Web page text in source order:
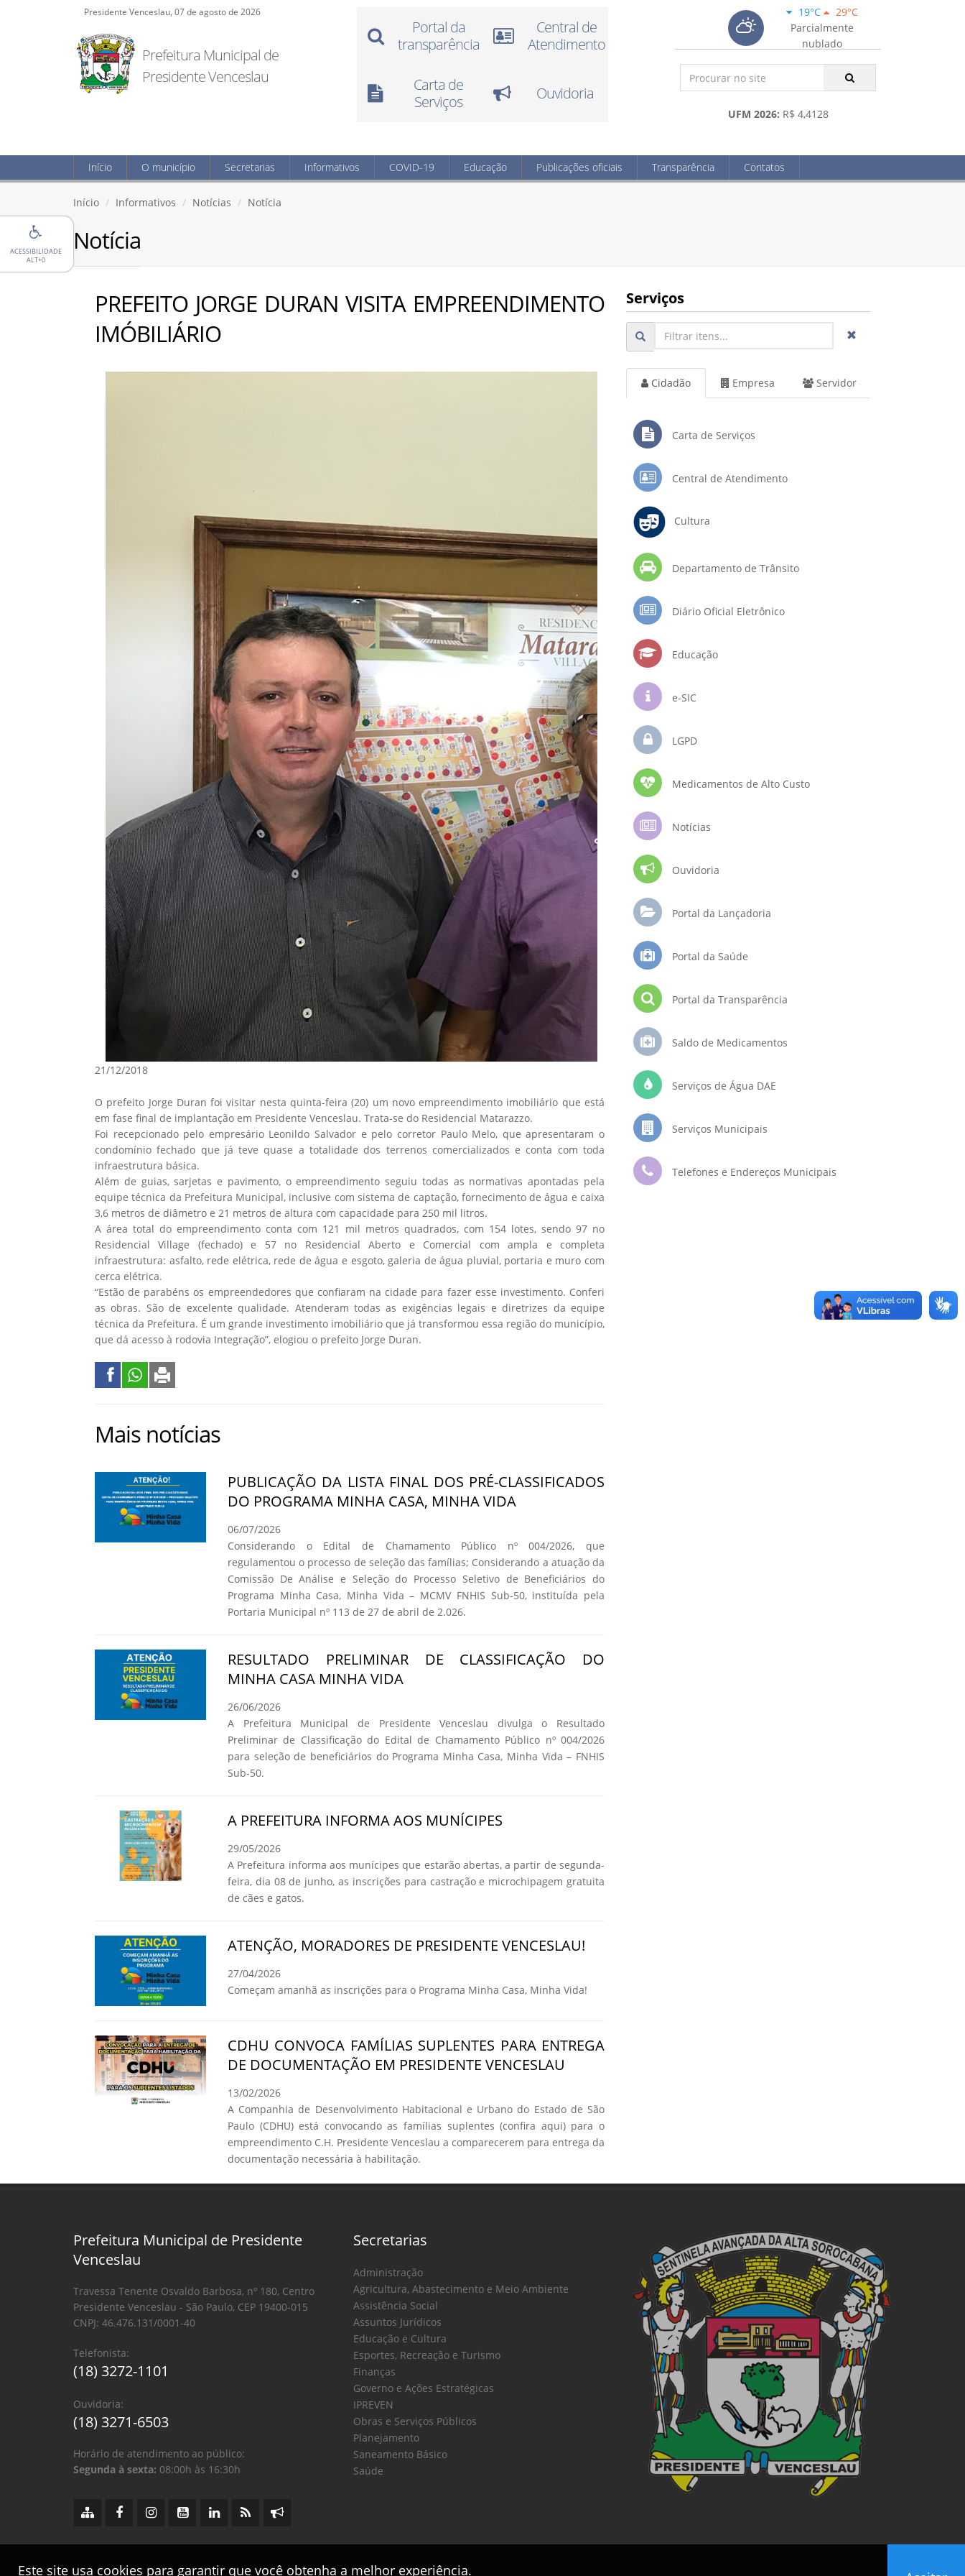
ACESSIBILIDADE
ALT+0
Presidente Venceslau, 07 de agosto de 2026
Prefeitura Municipal de
Presidente Venceslau
Portal da
transparência
Central de
Atendimento
Carta de
Serviços
Ouvidoria
19°C
29°C
Parcialmente
nublado
UFM 2026: R$ 4,4128
Início O município Secretarias Informativos COVID-19 Educação Publicações oficiais Transparência Contatos
Início Informativos Notícias Notícia
Notícia
PREFEITO JORGE DURAN VISITA EMPREENDIMENTO
IMÓBILIÁRIO
21/12/2018
O prefeito Jorge Duran foi visitar nesta quinta-feira (20) um novo empreendimento imobiliário que está
em fase final de implantação em Presidente Venceslau. Trata-se do Residencial Matarazzo.
Foi recepcionado pelo empresário Leonildo Salvador e pelo corretor Paulo Melo, que apresentaram o
condomínio fechado que já teve quase a totalidade dos terrenos comercializados e conta com toda
infraestrutura básica.
Além de guias, sarjetas e pavimento, o empreendimento seguiu todas as normativas apontadas pela
equipe técnica da Prefeitura Municipal, inclusive com sistema de captação, fornecimento de água e caixa
3,6 metros de diâmetro e 21 metros de altura com capacidade para 250 mil litros.
A área total do empreendimento conta com 121 mil metros quadrados, com 154 lotes, sendo 97 no
Residencial Village (fechado) e 57 no Residencial Aberto e Comercial com ampla e completa
infraestrutura: asfalto, rede elétrica, rede de água e esgoto, galeria de água pluvial, portaria e muro com
cerca elétrica.
“Estão de parabéns os empreendedores que confiaram na cidade para fazer esse investimento. Conferi
as obras. São de excelente qualidade. Atenderam todas as exigências legais e diretrizes da equipe
técnica da Prefeitura. É um grande investimento imobiliário que já transformou essa região do município,
que dá acesso à rodovia Integração”, elogiou o prefeito Jorge Duran.
Mais notícias
PUBLICAÇÃO DA LISTA FINAL DOS PRÉ-CLASSIFICADOS
DO PROGRAMA MINHA CASA, MINHA VIDA
06/07/2026
Considerando o Edital de Chamamento Público nº 004/2026, que
regulamentou o processo de seleção das famílias; Considerando a atuação da
Comissão De Análise e Seleção do Processo Seletivo de Beneficiários do
Programa Minha Casa, Minha Vida – MCMV FNHIS Sub-50, instituída pela
Portaria Municipal nº 113 de 27 de abril de 2.026.
RESULTADO PRELIMINAR DE CLASSIFICAÇÃO DO
MINHA CASA MINHA VIDA
26/06/2026
A Prefeitura Municipal de Presidente Venceslau divulga o Resultado
Preliminar de Classificação do Edital de Chamamento Público nº 004/2026
para seleção de beneficiários do Programa Minha Casa, Minha Vida – FNHIS
Sub-50.
A PREFEITURA INFORMA AOS MUNÍCIPES
29/05/2026
A Prefeitura informa aos munícipes que estarão abertas, a partir de segunda-
feira, dia 08 de junho, as inscrições para castração e microchipagem gratuita
de cães e gatos.
ATENÇÃO, MORADORES DE PRESIDENTE VENCESLAU!
27/04/2026
Começam amanhã as inscrições para o Programa Minha Casa, Minha Vida!
CDHU CONVOCA FAMÍLIAS SUPLENTES PARA ENTREGA
DE DOCUMENTAÇÃO EM PRESIDENTE VENCESLAU
13/02/2026
A Companhia de Desenvolvimento Habitacional e Urbano do Estado de São
Paulo (CDHU) está convocando as famílias suplentes (confira aqui) para o
empreendimento C.H. Presidente Venceslau a comparecerem para entrega da
documentação necessária à habilitação.
Serviços
Cidadão Empresa Servidor
Carta de Serviços
Central de Atendimento
Cultura
Departamento de Trânsito
Diário Oficial Eletrônico
Educação
e-SIC
LGPD
Medicamentos de Alto Custo
Notícias
Ouvidoria
Portal da Lançadoria
Portal da Saúde
Portal da Transparência
Saldo de Medicamentos
Serviços de Água DAE
Serviços Municipais
Telefones e Endereços Municipais
Este site usa cookies para garantir que você obtenha a melhor experiência.
Prefeitura Municipal de Presidente
Venceslau
Travessa Tenente Osvaldo Barbosa, nº 180, Centro
Presidente Venceslau - São Paulo, CEP 19400-015
CNPJ: 46.476.131/0001-40
Telefonista:
(18) 3272-1101
Ouvidoria:
(18) 3271-6503
Horário de atendimento ao público:
Segunda à sexta: 08:00h às 16:30h
Secretarias
Administração
Agricultura, Abastecimento e Meio Ambiente
Assistência Social
Assuntos Jurídicos
Educação e Cultura
Esportes, Recreação e Turismo
Finanças
Governo e Ações Estratégicas
IPREVEN
Obras e Serviços Públicos
Planejamento
Saneamento Básico
Saúde